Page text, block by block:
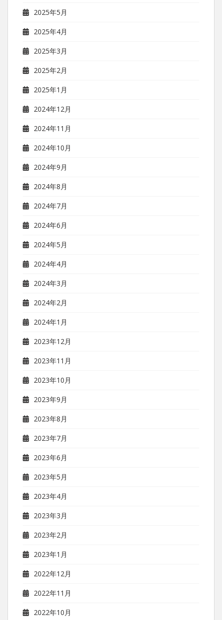
2025年5月
2025年4月
2025年3月
2025年2月
2025年1月
2024年12月
2024年11月
2024年10月
2024年9月
2024年8月
2024年7月
2024年6月
2024年5月
2024年4月
2024年3月
2024年2月
2024年1月
2023年12月
2023年11月
2023年10月
2023年9月
2023年8月
2023年7月
2023年6月
2023年5月
2023年4月
2023年3月
2023年2月
2023年1月
2022年12月
2022年11月
2022年10月